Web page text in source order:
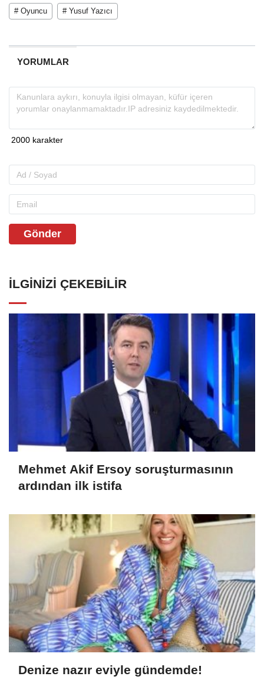
# Oyuncu # Yusuf Yazıcı
YORUMLAR
Gönder
İLGINIZI ÇEKEBILIR
Mehmet Akif Ersoy soruşturmasının
ardından ilk istifa
Denize nazır eviyle gündemde!